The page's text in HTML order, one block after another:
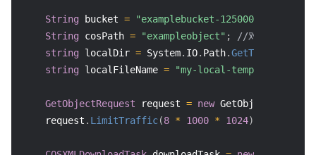
String bucket = "examplebucket-1250000000"
String cosPath = "exampleobject" ;
//对象在存储桶
string localDir = System. IO. Path.GetTempPath
string localFileName = "my-local-temp-file"
GetObjectRequest request = new GetObjectRequest
    request
. LimitTraffic(8 * 1000 * 1024)